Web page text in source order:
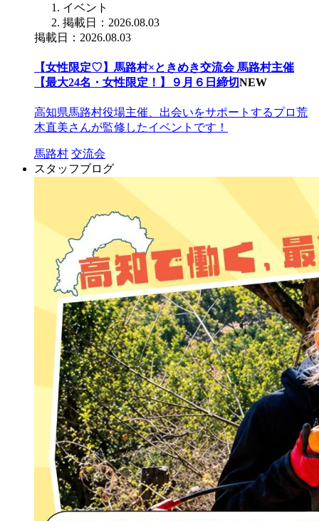
イベント
掲載日：2026.08.03
掲載日：2026.08.03
【女性限定♡】馬路村×ときめき交流会 馬路村主催
【最大24名・女性限定！】９月６日締切NEW
高知県馬路村役場主催、出会いをサポートするプロ荒
木直美さんが監修したイベントです！
馬路村 交流会
スタッフブログ